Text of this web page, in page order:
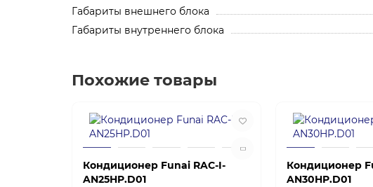
Габариты внешнего блока
Габариты внутреннего блока
Похожие товары
Кондиционер Funai RAC-I-
AN25HP.D01
Кондиционер
AN30HP.D01